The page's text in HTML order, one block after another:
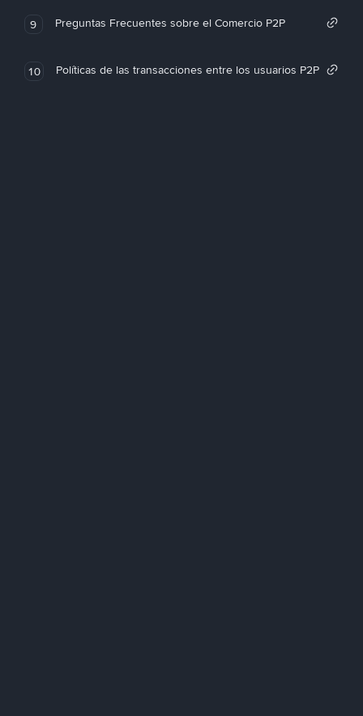
9 Preguntas Frecuentes sobre el Comercio P2P
10 Políticas de las transacciones entre los usuarios P2P